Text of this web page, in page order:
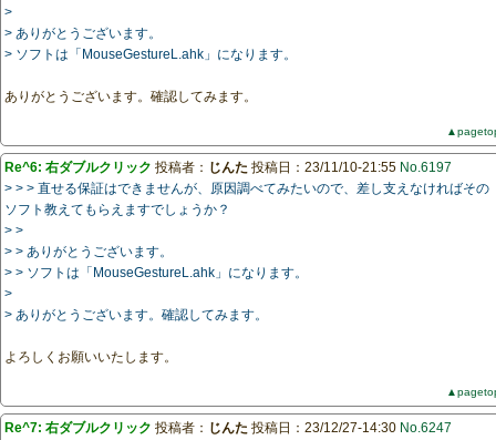
>
> ありがとうございます。
> ソフトは「MouseGestureL.ahk」になります。
ありがとうございます。確認してみます。
Re^6: 右ダブルクリック 投稿者： じんた 投稿日：23/11/10-21:55 No.6197
> > > 直せる保証はできませんが、原因調べてみたいので、差し支えなければその
ソフト教えてもらえますでしょうか？
> >
> > ありがとうございます。
> > ソフトは「MouseGestureL.ahk」になります。
>
> ありがとうございます。確認してみます。
よろしくお願いいたします。
Re^7: 右ダブルクリック 投稿者： じんた 投稿日：23/12/27-14:30 No.6247